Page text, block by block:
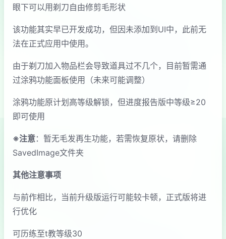
眼下可以用剃刀自由修剪毛形状
该功能其实早已开发成功，但因未添加到UI中，此前无
法在正式应用中使用。
由于剃刀加入物品栏会导致道具过不几个，目前暂需通
过涂鸦功能面板使用（未来可能调整）
涂鸦功能原计划高等级解锁，但进度报告版中等级≥20
即可使用
※注意：暂无毛发再生功能，若需恢复原状，请删除
SavedImage文件夹
其他注意事项
与前作相比，当前升级版运行可能较卡顿，正式版将进
行优化
可历练至t教等级30